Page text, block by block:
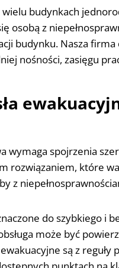
budynkach
osobą z
budynku. Nasza
nośności, zasięgu
spojrzenia
rozwiązaniem, które
z
do szybkiego i
może być
są z